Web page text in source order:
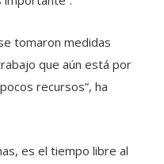
tomaron medidas
que aún está por
recursos”, ha
es el tiempo libre al